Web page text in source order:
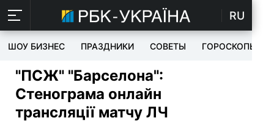
RU
ШОУ БИЗНЕС ПРАЗДНИКИ СОВЕТЫ ГОРОСКОПЫ
"ПСЖ" "Барселона":
Стенограма онлайн
трансляції матчу ЛЧ